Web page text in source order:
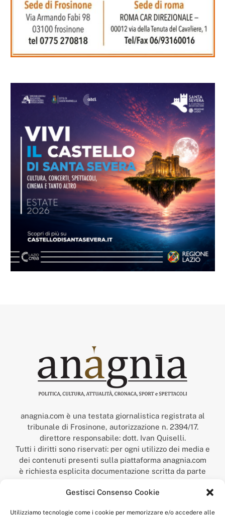
Gestisci Consenso Cookie
Utilizziamo tecnologie come i cookie per memorizzare e/o accedere alle
anagnia.com è una testata giornalistica registrata al
tribunale di Frosinone, autorizzazione n. 2394/17.
direttore responsabile: dott. Ivan Quiselli.
Tutti i diritti sono riservati: per ogni utilizzo dei media e
dei contenuti presenti sulla piattaforma anagnia.com
è richiesta esplicita documentazione scritta da parte
della redazione.
“Anagnia” è un marchio registrato presso l’Ufficio Italiano